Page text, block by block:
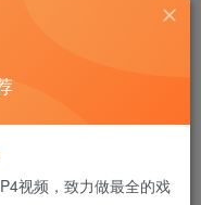
文化的繁荣与发展做
视频，致力做最全的戏